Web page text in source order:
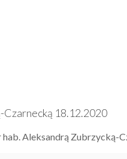
Czarnecką 18.12.2020
Aleksandrą Zubrzycką-